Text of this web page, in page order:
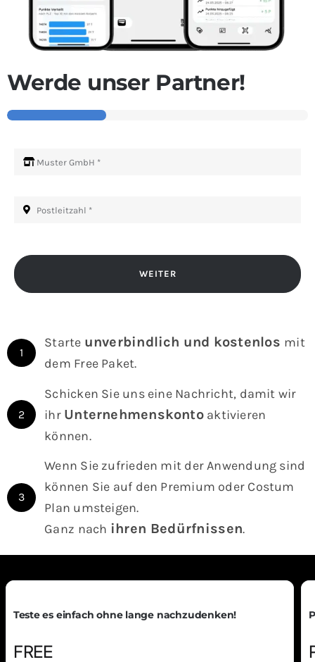
Werde unser Partner!
WEITER
1
Starte unverbindlich und kostenlos mit
dem Free Paket.
2
Schicken Sie uns eine Nachricht, damit wir
ihr Unternehmenskontoaktivieren
können.
3
Wenn Sie zufrieden mit der Anwendung sind
können Sie auf den Premium oder Costum
Plan umsteigen.
Ganz nach ihren Bedürfnissen.
Teste es einfach ohne lange nachzudenken!
FREE